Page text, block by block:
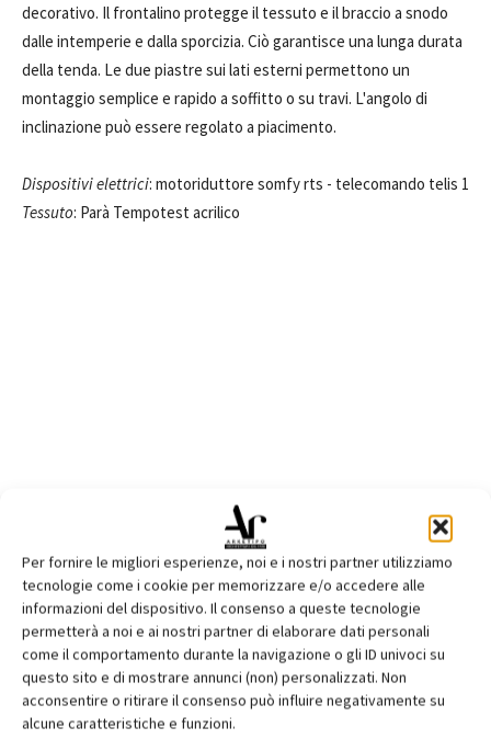
Per fornire le migliori esperienze, noi e i nostri partner utilizziamo
tecnologie come i cookie per memorizzare e/o accedere alle
informazioni del dispositivo. Il consenso a queste tecnologie
permetterà a noi e ai nostri partner di elaborare dati personali
come il comportamento durante la navigazione o gli ID univoci su
questo sito e di mostrare annunci (non) personalizzati. Non
acconsentire o ritirare il consenso può influire negativamente su
alcune caratteristiche e funzioni.
decorativo. Il frontalino protegge il tessuto e il braccio a snodo
dalle intemperie e dalla sporcizia. Ciò garantisce una lunga durata
della tenda. Le due piastre sui lati esterni permettono un
montaggio semplice e rapido a soffitto o su travi. L'angolo di
inclinazione può essere regolato a piacimento.
Dispositivi elettrici: motoriduttore somfy rts - telecomando telis 1
Tessuto: Parà Tempotest acrilico